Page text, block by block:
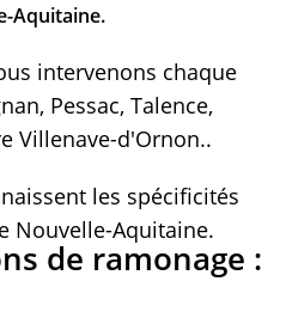
Aquitaine.
intervenons chaque
Pessac, Talence,
Villenave-d'Ornon..
les spécificités
Nouvelle-Aquitaine.
de ramonage :